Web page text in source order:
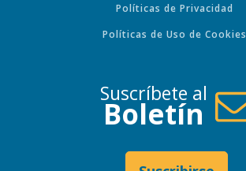
Políticas de Privacidad
Políticas de Uso de Cookies
Suscríbete al
Boletín